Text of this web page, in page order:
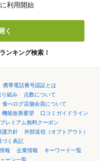
利用開始
く
ンキング検索！
携帯電話番号認証とは
り組み
点数について
食べログ店舗会員について
機能改善要望
口コミガイドライン
レミアム無料クーポン
護方針
外部送信（オプトアウト）
づく表記
報 企業情報
キーワード一覧
ーン一覧